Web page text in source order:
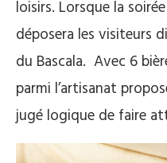
loisirs. Lorsque la
déposera les visiteurs
du Bascala. Avec 6
parmi l’artisanat
jugé logique de faire